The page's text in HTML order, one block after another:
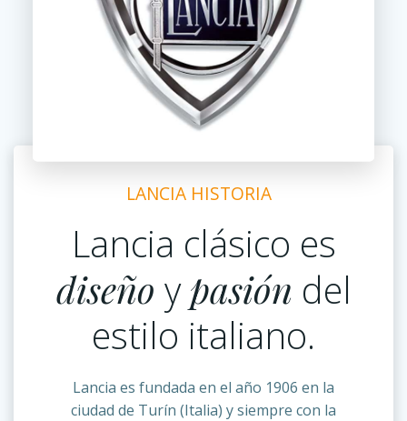
LANCIA HISTORIA
Lancia clásico es
diseño ypasión del
estilo italiano.
Lancia es fundada en el año 1906 en la
ciudad de Turín (Italia) y siempre con la